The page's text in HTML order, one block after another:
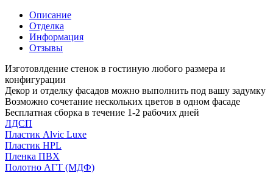
Описание
Отделка
Информация
Отзывы
Изготовлдение стенок в гостиную любого размера и
конфигурации
Декор и отделку фасадов можно выполнить под вашу задумку
Возможно сочетание нескольких цветов в одном фасаде
Бесплатная сборка в течение 1-2 рабочих дней
ЛДСП
Пластик Alvic Luxe
Пластик HPL
Пленка ПВХ
Полотно АГТ (МДФ)